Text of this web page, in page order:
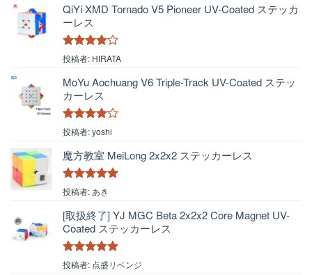
QiYi XMD Tornado V5 Pioneer UV-Coated ステッカ
ーレス
5段階中4
投稿者: HIRATA
MoYu Aochuang V6 Triple-Track UV-Coated ステッ
カーレス
5段階中4
の評価
投稿者: yoshi
魔方教室 MeiLong 2x2x2 ステッカーレス
5段階中 5
投稿者: あき
[取扱終了] YJ MGC Beta 2x2x2 Core Magnet UV-
Coated ステッカーレス
5段階中5の
投稿者: 点盛リベンジ